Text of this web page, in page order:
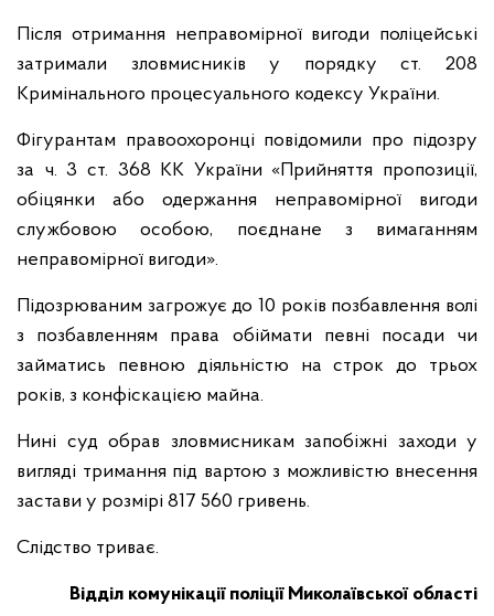
Після отримання неправомірної вигоди поліцейські
затримали зловмисників у порядку ст. 208
Кримінального процесуального кодексу України.
Фігурантам правоохоронці повідомили про підозру
за ч. 3 ст. 368 КК України «Прийняття пропозиції,
обіцянки або одержання неправомірної вигоди
службовою особою, поєднане з вимаганням
неправомірної вигоди».
Підозрюваним загрожує до 10 років позбавлення волі
з позбавленням права обіймати певні посади чи
займатись певною діяльністю на строк до трьох
років, з конфіскацією майна.
Нині суд обрав зловмисникам запобіжні заходи у
вигляді тримання під вартою з можливістю внесення
застави у розмірі 817 560 гривень.
Слідство триває.
Відділ комунікації поліції Миколаївської області